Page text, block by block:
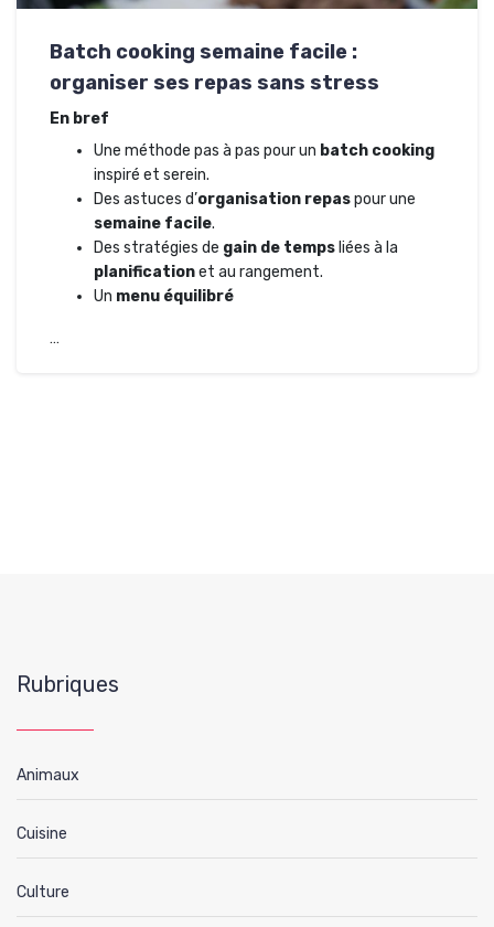
Batch cooking semaine facile :
organiser ses repas sans stress
En bref
Une méthode pas à pas pour un batch cooking
inspiré et serein.
Des astuces d’organisation repaspour une
semaine facile.
Des stratégies de gain de temps liées à la
planificationet au rangement.
Un menu équilibré
…
Rubriques
Animaux
Cuisine
Culture